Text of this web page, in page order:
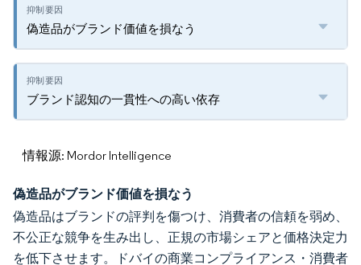
偽造品がブランド価値を損なう
ブランド認知の一貫性への高い依存
情報源: Mordor Intelligence
偽造品がブランド価値を損なう
偽造品はブランドの評判を傷つけ、消費者の信頼を弱め、
不公正な競争を生み出し、正規の市場シェアと価格決定力
を低下させます。ドバイの商業コンプライアンス・消費者